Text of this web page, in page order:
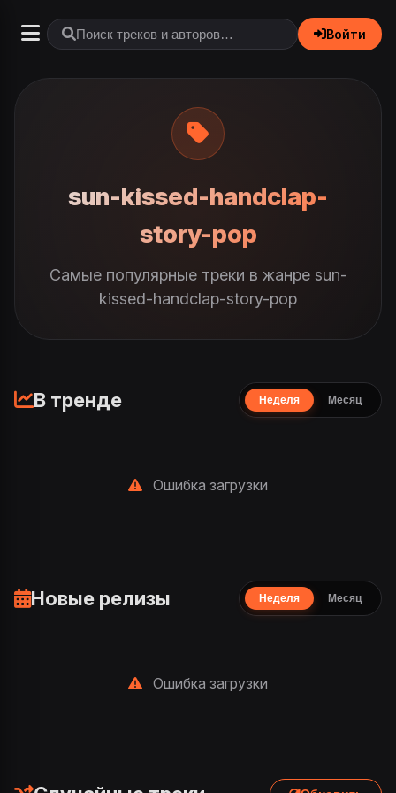
Войти
sun-kissed-handclap-
story-pop
Самые популярные треки в жанре sun-
kissed-handclap-story-pop
В тренде Неделя Месяц
Ошибка загрузки
Новые релизы Неделя Месяц
Ошибка загрузки